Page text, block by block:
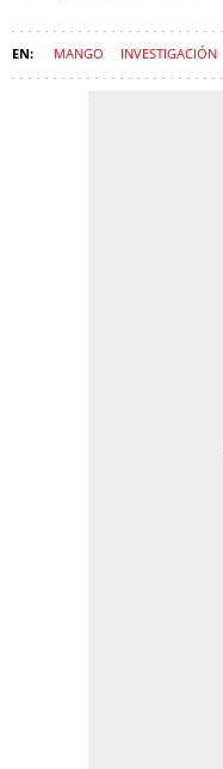
MANGO INVESTIGACIÓN